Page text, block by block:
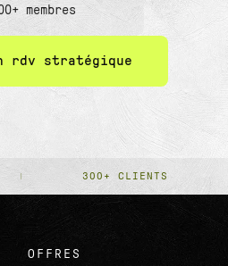
membres
rdv stratégique
300+ CLIENTS
OFFRES